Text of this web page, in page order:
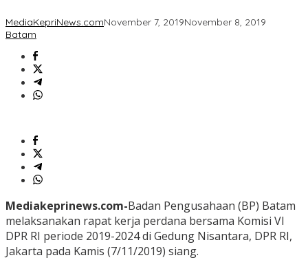
MediaKepriNews.comNovember 7, 2019November 8, 2019
Batam
Mediakeprinews.com-Badan Pengusahaan (BP) Batam
melaksanakan rapat kerja perdana bersama Komisi VI
DPR RI periode 2019-2024 di Gedung Nisantara, DPR RI,
Jakarta pada Kamis (7/11/2019) siang.